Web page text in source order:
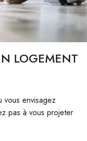
LOGEMENT
vous envisagez
pas à vous projeter